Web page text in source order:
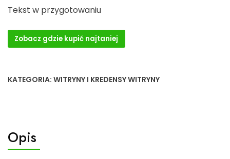
Tekst w przygotowaniu
Zobacz gdzie kupić najtaniej
KATEGORIA: WITRYNY I KREDENSY WITRYNY
Opis